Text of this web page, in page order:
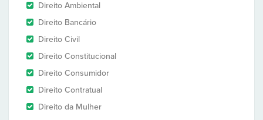
Direito Ambiental
Direito Bancário
Direito Civil
Direito Constitucional
Direito Consumidor
Direito Contratual
Direito da Mulher